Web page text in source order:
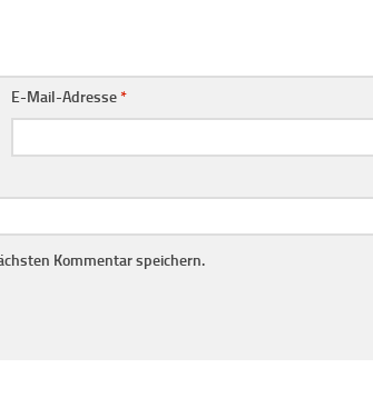
E-Mail-Adresse*
Kommentar speichern.